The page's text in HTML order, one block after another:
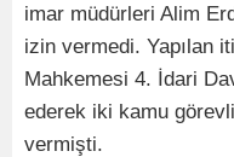
imar müdürleri Alim
izin vermedi. Yapılan
Mahkemesi 4. İdari
ederek iki kamu
vermişti.